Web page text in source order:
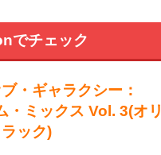
でチェック
・ギャラクシー：
・ミックス Vol. 3(オリ
ック)